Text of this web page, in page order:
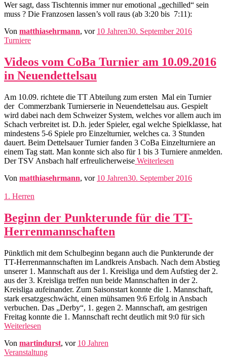
Wer sagt, dass Tischtennis immer nur emotional „gechilled“ sein
muss ? Die Franzosen lassen’s voll raus (ab 3:20 bis 7:11):
Von matthiasehrmann, vor 10 Jahren30. September 2016
Turniere
Videos vom CoBa Turnier am 10.09.2016
in Neuendettelsau
Am 10.09. richtete die TT Abteilung zum ersten Mal ein Turnier
der Commerzbank Turnierserie in Neuendettelsau aus. Gespielt
wird dabei nach dem Schweizer System, welches vor allem auch im
Schach verbreitet ist. D.h. jeder Spieler, egal welche Spielklasse, hat
mindestens 5-6 Spiele pro Einzelturnier, welches ca. 3 Stunden
dauert. Beim Dettelsauer Turnier fanden 3 CoBa Einzelturniere an
einem Tag statt. Man konnte sich also für 1 bis 3 Turniere anmelden.
Der TSV Ansbach half erfreulicherweise Weiterlesen
Von matthiasehrmann, vor 10 Jahren30. September 2016
1. Herren
Beginn der Punkterunde für die TT-
Herrenmannschaften
Pünktlich mit dem Schulbeginn begann auch die Punkterunde der
TT-Herrenmannschaften im Landkreis Ansbach. Nach dem Abstieg
unserer 1. Mannschaft aus der 1. Kreisliga und dem Aufstieg der 2.
aus der 3. Kreisliga treffen nun beide Mannschaften in der 2.
Kreisliga aufeinander. Zum Saisonstart konnte die 1. Mannschaft,
stark ersatzgeschwächt, einen mühsamen 9:6 Erfolg in Ansbach
verbuchen. Das „Derby“, 1. gegen 2. Mannschaft, am gestrigen
Freitag konnte die 1. Mannschaft recht deutlich mit 9:0 für sich
Weiterlesen
Von martindurst, vor 10 Jahren
Veranstaltung